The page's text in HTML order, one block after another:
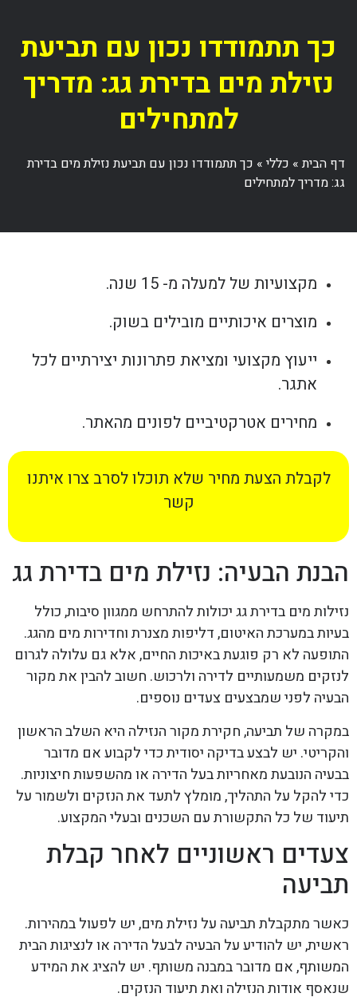
כך תתמודדו נכון עם תביעת
נזילת מים בדירת גג: מדריך
למתחילים
דף הבית» כללי» כך תתמודדו נכון עם תביעת נזילת מים בדירת
גג: מדריך למתחילים
מקצועיות של למעלה מ- 15 שנה.
מוצרים איכותיים מובילים בשוק.
ייעוץ מקצועי ומציאת פתרונות יצירתיים לכל
אתגר.
מחירים אטרקטיביים לפונים מהאתר.
לקבלת הצעת מחיר שלא תוכלו לסרב צרו איתנו
קשר
הבנת הבעיה: נזילת מים בדירת גג
נזילות מים בדירת גג יכולות להתרחש ממגוון סיבות, כולל
בעיות במערכת האיטום, דליפות מצנרת וחדירות מים מהגג.
התופעה לא רק פוגעת באיכות החיים, אלא גם עלולה לגרום
לנזקים משמעותיים לדירה ולרכוש. חשוב להבין את מקור
הבעיה לפני שמבצעים צעדים נוספים.
במקרה של תביעה, חקירת מקור הנזילה היא השלב הראשון
והקריטי. יש לבצע בדיקה יסודית כדי לקבוע אם מדובר
בבעיה הנובעת מאחריות בעל הדירה או מהשפעות חיצוניות.
כדי להקל על התהליך, מומלץ לתעד את הנזקים ולשמור על
תיעוד של כל התקשורת עם השכנים ובעלי המקצוע.
צעדים ראשוניים לאחר קבלת
תביעה
כאשר מתקבלת תביעה על נזילת מים, יש לפעול במהירות.
ראשית, יש להודיע על הבעיה לבעל הדירה או לנציגות הבית
המשותף, אם מדובר במבנה משותף. יש להציג את המידע
שנאסף אודות הנזילה ואת תיעוד הנזקים.